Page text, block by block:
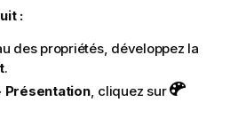
:
des propriétés, développez la
.
Présentation, cliquez sur